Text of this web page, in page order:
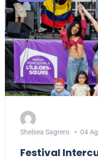
Shelsea Sagrero 04
Festival